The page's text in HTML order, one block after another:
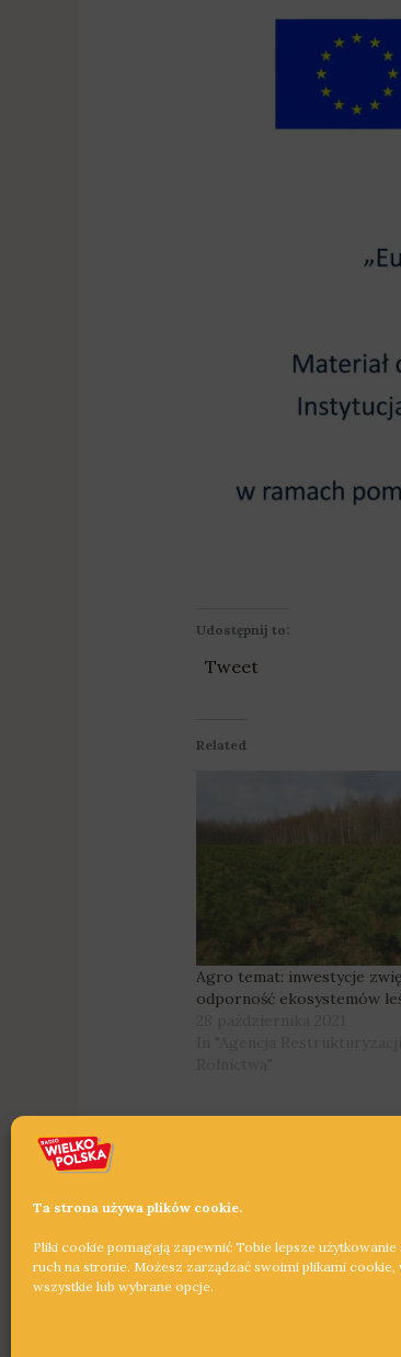
Ta strona używa plików cookie.
Pliki cookie pomagają zapewnić Tobie lepsze
ruch na stronie. Możesz zarządzać swoimi plikami cookie,
wszystkie lub wybrane opcje.
Udostępnij to:
Tweet
Related
Agro temat: inwestycje
odporność ekosystemów
←Poprzedni Wpis